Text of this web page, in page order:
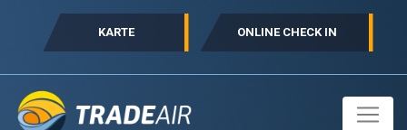
KARTE ONLINE CHECK IN